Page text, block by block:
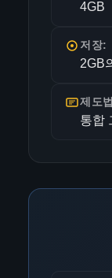
4GB
저장:
2GB
제도
통합